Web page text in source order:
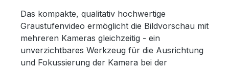
Das kompakte, qualitativ hochwertige
Graustufenvideo ermöglicht die Bildvorschau mit
mehreren Kameras gleichzeitig - ein
unverzichtbares Werkzeug für die Ausrichtung
und Fokussierung der Kamera bei der